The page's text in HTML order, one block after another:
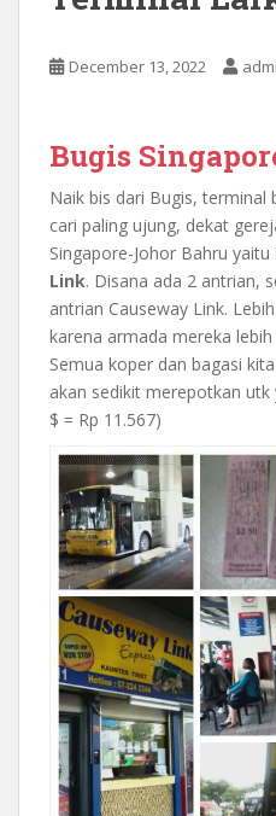
December 13, 2022
Bugis
Naik bis dari Bugis, terminal
cari paling ujung, dekat
Singapore-Johor Bahru yaitu
Link. Disana ada 2 antrian,
antrian Causeway Link.
karena armada mereka
Semua koper dan bagasi
akan sedikit merepotkan utk
$ = Rp 11.567)